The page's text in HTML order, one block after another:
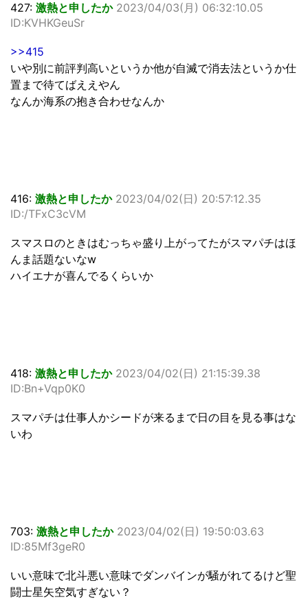
427: 激熱と申したか 2023/04/03(月) 06:32:10.05
ID:KVHKGeuSr
>>415
いや別に前評判高いというか他が自滅で消去法というか仕
置まで待てばええやん
なんか海系の抱き合わせなんか
416: 激熱と申したか 2023/04/02(日) 20:57:12.35
ID:/TFxC3cVM
スマスロのときはむっちゃ盛り上がってたがスマパチはほ
んま話題ないなw
ハイエナが喜んでるくらいか
418: 激熱と申したか 2023/04/02(日) 21:15:39.38
ID:Bn+Vqp0K0
スマパチは仕事人かシードが来るまで日の目を見る事はな
いわ
703: 激熱と申したか 2023/04/02(日) 19:50:03.63
ID:85Mf3geR0
いい意味で北斗悪い意味でダンバインが騒がれてるけど聖
闘士星矢空気すぎない？